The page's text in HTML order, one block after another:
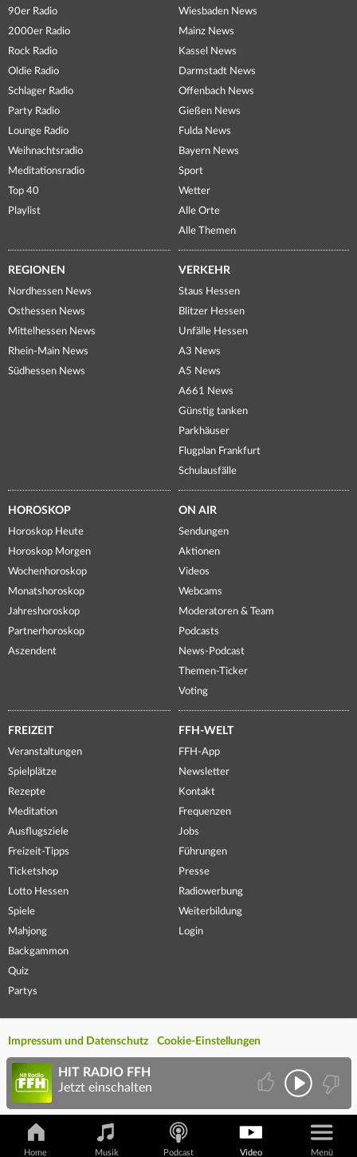
90er Radio
2000er Radio
Rock Radio
Oldie Radio
Schlager Radio
Party Radio
Lounge Radio
Weihnachtsradio
Meditationsradio
Top 40
Playlist
Wiesbaden News
Mainz News
Kassel News
Darmstadt News
Offenbach News
Gießen News
Fulda News
Bayern News
Sport
Wetter
Alle Orte
Alle Themen
REGIONEN
Nordhessen News
Osthessen News
Mittelhessen News
Rhein-Main News
Südhessen News
VERKEHR
Staus Hessen
Blitzer Hessen
Unfälle Hessen
A3 News
A5 News
A661 News
Günstig tanken
Parkhäuser
Flugplan Frankfurt
Schulausfälle
HOROSKOP
Horoskop Heute
Horoskop Morgen
Wochenhoroskop
Monatshoroskop
Jahreshoroskop
Partnerhoroskop
Aszendent
ON AIR
Sendungen
Aktionen
Videos
Webcams
Moderatoren & Team
Podcasts
News-Podcast
Themen-Ticker
Voting
FREIZEIT
Veranstaltungen
Spielplätze
Rezepte
Meditation
Ausflugsziele
Freizeit-Tipps
Ticketshop
Lotto Hessen
Spiele
Mahjong
Backgammon
Quiz
Partys
FFH-WELT
FFH-App
Newsletter
Kontakt
Frequenzen
Jobs
Führungen
Presse
Radiowerbung
Weiterbildung
Login
Impressum und Datenschutz Cookie-Einstellungen
Home Musik Podcast Video Menü
HIT RADIO FFH
Jetzt einschalten